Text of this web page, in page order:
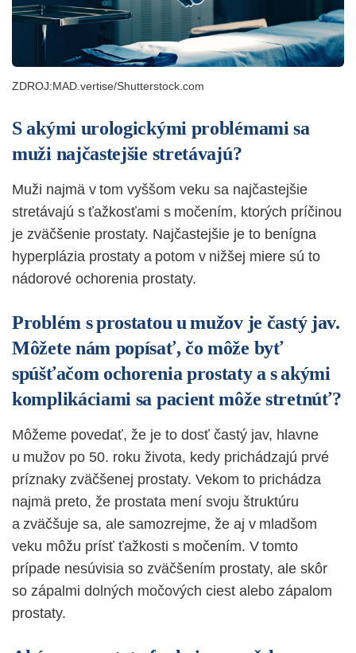
ZDROJ:MAD.vertise/Shutterstock.com
S akými urologickými problémami sa
muži najčastejšie stretávajú?
Muži najmä v tom vyššom veku sa najčastejšie
stretávajú s ťažkosťami s močením, ktorých príčinou
je zväčšenie prostaty. Najčastejšie je to benígna
hyperplázia prostaty a potom v nižšej miere sú to
nádorové ochorenia prostaty.
Problém s prostatou u mužov je častý jav.
Môžete nám popísať, čo môže byť
spúšťačom ochorenia prostaty a s akými
komplikáciami sa pacient môže stretnúť?
Môžeme povedať, že je to dosť častý jav, hlavne
u mužov po 50. roku života, kedy prichádzajú prvé
príznaky zväčšenej prostaty. Vekom to prichádza
najmä preto, že prostata mení svoju štruktúru
a zväčšuje sa, ale samozrejme, že aj v mladšom
veku môžu prísť ťažkosti s močením. V tomto
prípade nesúvisia so zväčšením prostaty, ale skôr
so zápalmi dolných močových ciest alebo zápalom
prostaty.